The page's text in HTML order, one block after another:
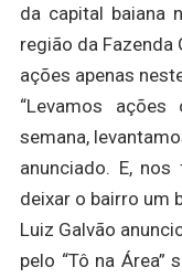
da capital baiana
região da
ações apenas
“Levamos
semana,
anunciado. E,
deixar o bairro um
Luiz Galvão
pelo “Tô na Área”